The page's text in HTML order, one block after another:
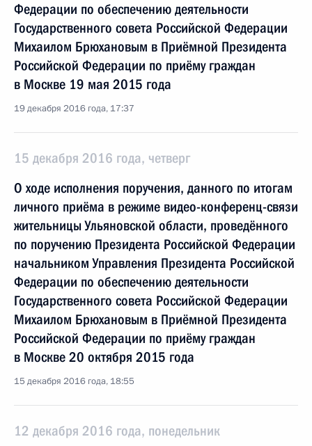
Федерации по обеспечению деятельности
Государственного совета Российской Федерации
Михаилом Брюхановым в Приёмной Президента
Российской Федерации по приёму граждан
в Москве 19 мая 2015 года
19 декабря 2016 года, 17:37
15 декабря 2016 года, четверг
О ходе исполнения поручения, данного по итогам
личного приёма в режиме видео-конференц-связи
жительницы Ульяновской области, проведённого
по поручению Президента Российской Федерации
начальником Управления Президента Российской
Федерации по обеспечению деятельности
Государственного совета Российской Федерации
Михаилом Брюхановым в Приёмной Президента
Российской Федерации по приёму граждан
в Москве 20 октября 2015 года
15 декабря 2016 года, 18:55
12 декабря 2016 года, понедельник